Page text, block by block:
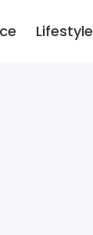
Lifestyle